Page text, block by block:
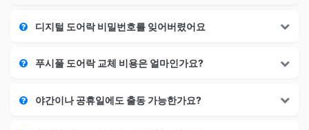
디지털 도어락 비밀번호를 잊어버렸어요
푸시풀 도어락 교체 비용은 얼마인가요?
야간이나 공휴일에도 출동 가능한가요?